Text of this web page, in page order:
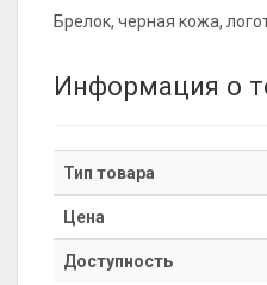
Брелок, черная кожа,
Информация о
Тип товара
Цена
Доступность